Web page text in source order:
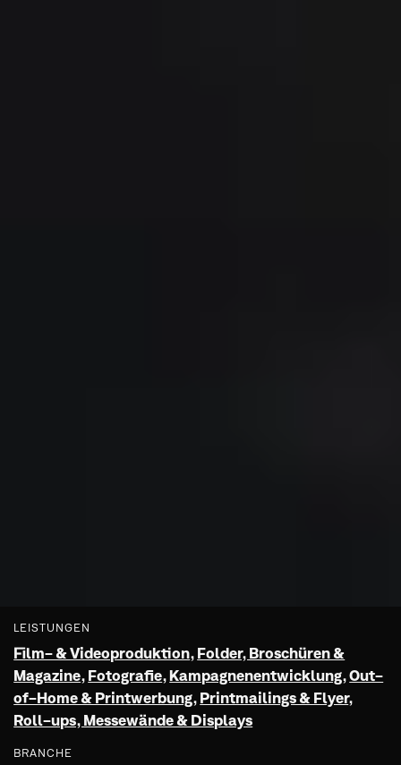
LEISTUNGEN
Film- & Videoproduktion, Folder, Broschüren &
Magazine, Fotografie, Kampagnenentwicklung,Out-
of-Home & Printwerbung, Printmailings & Flyer,
Roll-ups, Messewände & Displays
BRANCHE